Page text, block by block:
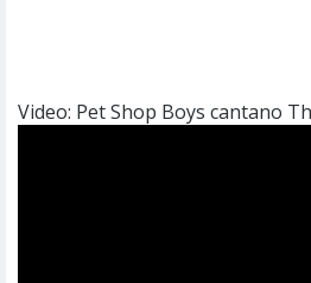
Video: Pet Shop Boys cantano